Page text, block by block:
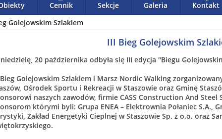
Cennik Sekcje Galeria
Kontakt
Golejowskim Szlakiem
III Bieg Golejowskim
20 października odbyła się III edycja "Biegu
Golejowskim Szlakiem i Marsz Nordic Walking
Ośrodek Sportu i Rekreacji w Staszowie oraz Gminę
naszych zawodów, firmie CASS Construction And
którymi byli: Grupa ENEA – Elektrownia Połaniec S.A.,
Zakład Energetyki Cieplnej w Staszowie Sp. z o.o. oraz